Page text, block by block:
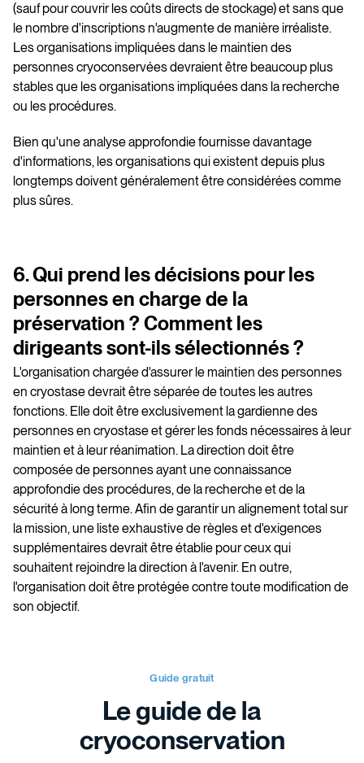
(sauf pour couvrir les coûts directs de stockage) et sans que
le nombre d'inscriptions n'augmente de manière irréaliste.
Les organisations impliquées dans le maintien des
personnes cryoconservées devraient être beaucoup plus
stables que les organisations impliquées dans la recherche
ou les procédures.
Bien qu'une analyse approfondie fournisse davantage
d'informations, les organisations qui existent depuis plus
longtemps doivent généralement être considérées comme
plus sûres.
6. Qui prend les décisions pour les
personnes en charge de la
préservation ? Comment les
dirigeants sont-ils sélectionnés ?
L'organisation chargée d'assurer le maintien des personnes
en cryostase devrait être séparée de toutes les autres
fonctions. Elle doit être exclusivement la gardienne des
personnes en cryostase et gérer les fonds nécessaires à leur
maintien et à leur réanimation. La direction doit être
composée de personnes ayant une connaissance
approfondie des procédures, de la recherche et de la
sécurité à long terme. Afin de garantir un alignement total sur
la mission, une liste exhaustive de règles et d'exigences
supplémentaires devrait être établie pour ceux qui
souhaitent rejoindre la direction à l'avenir. En outre,
l'organisation doit être protégée contre toute modification de
son objectif.
Guide gratuit
Le guide de la
cryoconservation